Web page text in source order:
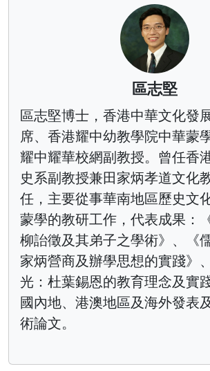
區志堅
區志堅博士，香港中華文化發
席、香港耀中幼教學院中華蒙
耀中耀華校網副教授。曾任香
史系副教授兼田家炳孝道文化
任，主要從事華南地區歷史文
蒙學的教研工作，代表成果：
柳詒徵及其弟子之學術》、《
家炳營商及辦學思想的實踐》
光：杜葉錫恩的教育理念及實
國內地、港澳地區及海外發表
術論文。